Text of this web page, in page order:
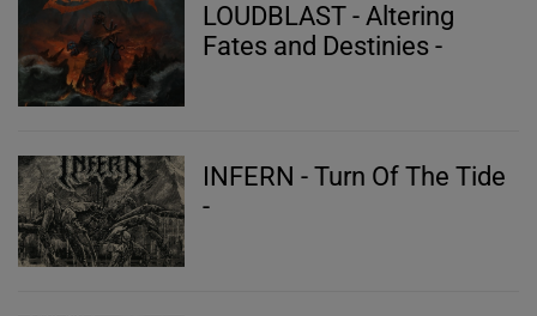
LOUDBLAST - Altering
Fates and Destinies -
INFERN - Turn Of The Tide
-